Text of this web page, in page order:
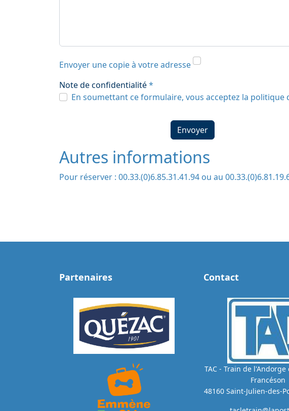
Envoyer une copie à votre adresse
Note de confidentialité*
Note de confidentialité
En soumettant ce formulaire, vous acceptez la
Envoyer
Autres informations
Autres informations
Pour réserver : 00.33.(0)6.85.31.41.94 ou au
Partenaires Contact
TAC - Train de l'Andorge
Francéson
48160 Saint-Julien-des-